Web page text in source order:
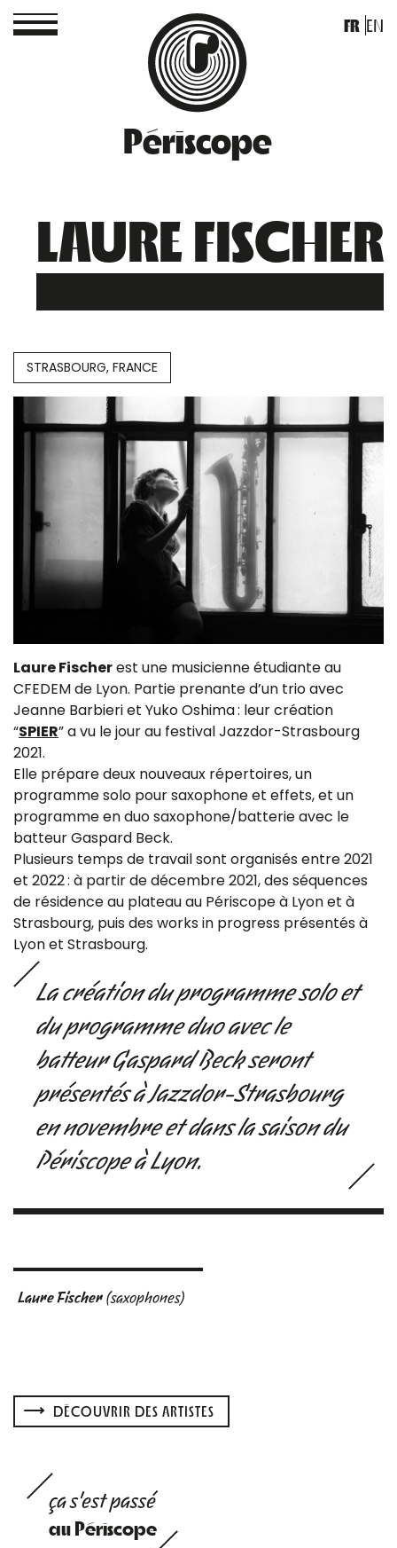
Périscope
FR EN
LAURE FISCHER
STRASBOURG, FRANCE
Laure Fischerest une musicienne étudiante au
CFEDEM de Lyon.​ Partie prenante d’un trio avec
Jeanne Barbieri et Yuko Oshima : leur création
“SPIER” a vu le jour au festival Jazzdor-Strasbourg
2021.
Elle prépare deux nouveaux répertoires, un
programme solo pour saxophone et effets, et un
programme en duo saxophone/batterie avec le
batteur Gaspard Beck.
Plusieurs temps de travail sont organisés entre 2021
et 2022 : à partir de décembre 2021, des séquences
de résidence au plateau au Périscope à Lyon et à
Strasbourg, puis des works in progress présentés à
Lyon et Strasbourg.
La création du programme solo et
du programme duo avec le
batteur Gaspard Beck seront
présentés à Jazzdor-Strasbourg
en novembre et dans la saison du
Périscope à Lyon.
Laure Fischer (saxophones)
DÉCOUVRIR DES ARTISTES
ça s'est passé
au Périscope